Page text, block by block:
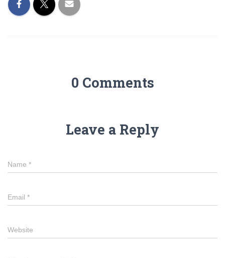
0 Comments
Leave a Reply
Name *
Email *
Website